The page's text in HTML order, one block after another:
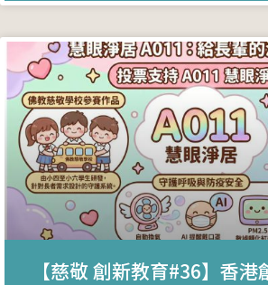
【慈敬 創新教育#36】香